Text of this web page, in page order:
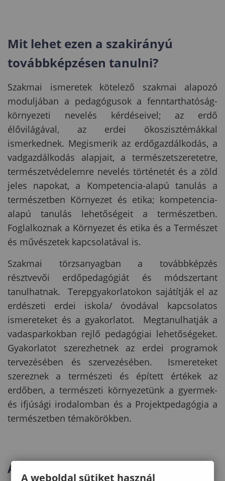
Mit lehet ezen a szakirányú
továbbképzésen tanulni?
Szakmai ismeretek kötelező szakmai alapozó
moduljában a pedagógusok a fenntarthatóság-
környezeti nevelés kérdéseivel; az erdő
élővilágával, az erdei ökoszisztémákkal
ismerkednek. Megismerik az erdőgazdálkodás, a
vadgazdálkodás alapjait, a természetszeretetre,
természetvédelemre nevelés történetét és a zöld
jeles napokat, a Kompetencia-alapú tanulás a
természetben Környezet és etika; kompetencia-
alapú tanulás lehetőségeit a természetben.
Foglalkoznak a Környezet és etika és a Természet
és művészetek kapcsolatával is.
Szakmai törzsanyagban a továbbképzés
résztvevői erdőpedagógiát és módszertant
tanulhatnak. Terepgyakorlatokon sajátítják el az
erdészeti erdei iskola/ óvodával kapcsolatos
ismereteket és a gyakorlatot. Megtanulhatják a
vadasparkokban rejlő pedagógiai lehetőségeket.
Gyakorlatot szerezhetnek az erdei programok
tervezésében és szervezésében. Ismereteket
szereznek a természeti és épített értékek az
erdőben, a természeti környezetünk a gyermek-
és ifjúsági irodalomban és a Projektpedagógia a
természetben témakörökben.
Általános tájékoztató
A weboldal sütiket használ